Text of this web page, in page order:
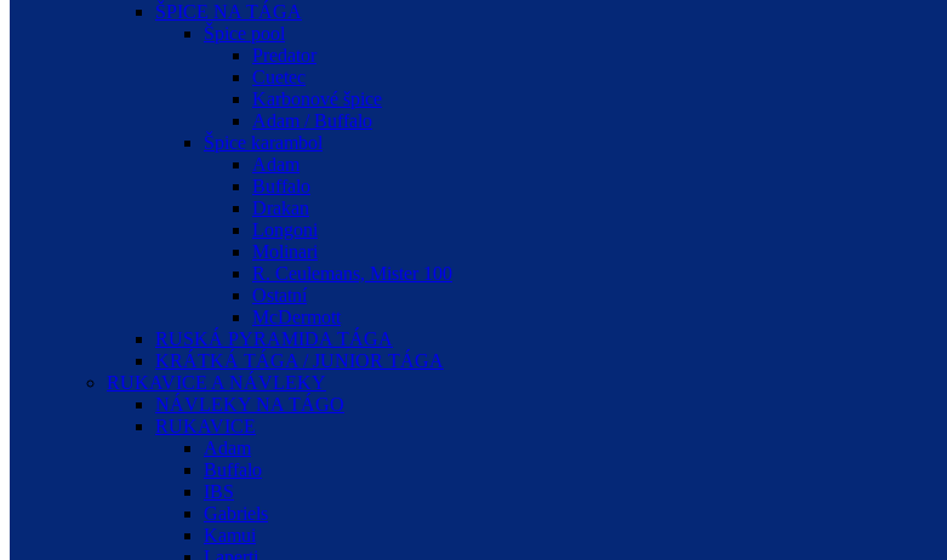
ŠPICE NA TÁGA
Špice pool
Predator
Cuetec
Karbonové špice
Adam / Buffalo
Špice karambol
Adam
Buffalo
Drakan
Longoni
Molinari
R. Ceulemans, Mister 100
Ostatní
McDermott
RUSKÁ PYRAMIDA TÁGA
KRÁTKÁ TÁGA / JUNIOR TÁGA
RUKAVICE A NÁVLEKY
NÁVLEKY NA TÁGO
RUKAVICE
Adam
Buffalo
IBS
Gabriels
Kamui